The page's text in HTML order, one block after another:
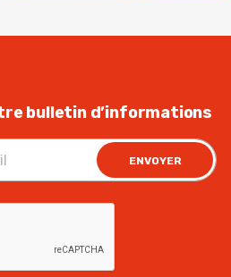
bulletin d’informations
ENVOYER